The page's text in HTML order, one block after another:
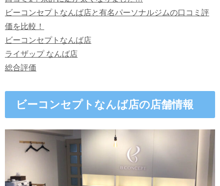
ビーコンセプトなんば店と有名パーソナルジムの口コミ評
価を比較！
ビーコンセプトなんば店
ライザップ なんば店
総合評価
ビーコンセプトなんば店の店舗情報